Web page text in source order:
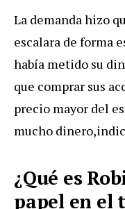
La demanda hizo
escalara de forma
había metido su
que comprar sus
precio mayor del
mucho
¿Qué es
papel en el